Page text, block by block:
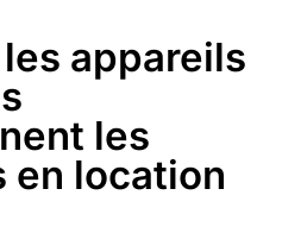
appareils
les
en location